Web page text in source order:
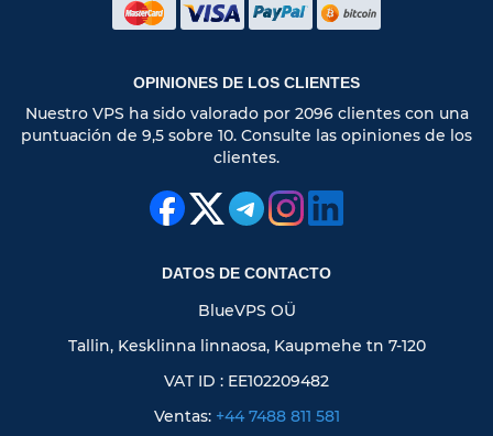
OPINIONES DE LOS CLIENTES
Nuestro VPS ha sido valorado por 2096 clientes con una
puntuación de 9,5 sobre 10. Consulte las opiniones de los
clientes.
DATOS DE CONTACTO
BlueVPS OÜ
Tallin, Kesklinna linnaosa, Kaupmehe tn 7-120
VAT ID : EE102209482
Ventas: +44 7488 811 581